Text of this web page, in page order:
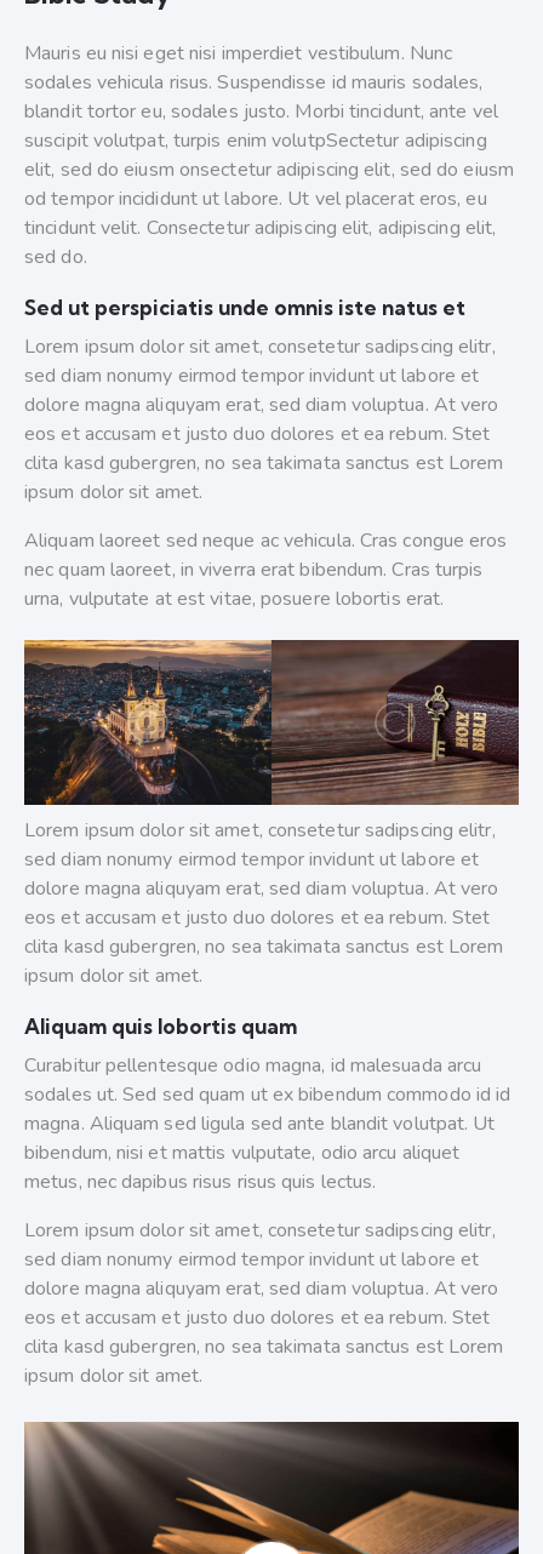
Mauris eu nisi eget nisi imperdiet vestibulum. Nunc
sodales vehicula risus. Suspendisse id mauris sodales,
blandit tortor eu, sodales justo. Morbi tincidunt, ante vel
suscipit volutpat, turpis enim volutpSectetur adipiscing
elit, sed do eiusm onsectetur adipiscing elit, sed do eiusm
od tempor incididunt ut labore. Ut vel placerat eros, eu
tincidunt velit. Consectetur adipiscing elit, adipiscing elit,
sed do.
Sed ut perspiciatis unde omnis iste natus et
Lorem ipsum dolor sit amet, consetetur sadipscing elitr,
sed diam nonumy eirmod tempor invidunt ut labore et
dolore magna aliquyam erat, sed diam voluptua. At vero
eos et accusam et justo duo dolores et ea rebum. Stet
clita kasd gubergren, no sea takimata sanctus est Lorem
ipsum dolor sit amet.
Aliquam laoreet sed neque ac vehicula. Cras congue eros
nec quam laoreet, in viverra erat bibendum. Cras turpis
urna, vulputate at est vitae, posuere lobortis erat.
Lorem ipsum dolor sit amet, consetetur sadipscing elitr,
sed diam nonumy eirmod tempor invidunt ut labore et
dolore magna aliquyam erat, sed diam voluptua. At vero
eos et accusam et justo duo dolores et ea rebum. Stet
clita kasd gubergren, no sea takimata sanctus est Lorem
ipsum dolor sit amet.
Aliquam quis lobortis quam
Curabitur pellentesque odio magna, id malesuada arcu
sodales ut. Sed sed quam ut ex bibendum commodo id id
magna. Aliquam sed ligula sed ante blandit volutpat. Ut
bibendum, nisi et mattis vulputate, odio arcu aliquet
metus, nec dapibus risus risus quis lectus.
Lorem ipsum dolor sit amet, consetetur sadipscing elitr,
sed diam nonumy eirmod tempor invidunt ut labore et
dolore magna aliquyam erat, sed diam voluptua. At vero
eos et accusam et justo duo dolores et ea rebum. Stet
clita kasd gubergren, no sea takimata sanctus est Lorem
ipsum dolor sit amet.